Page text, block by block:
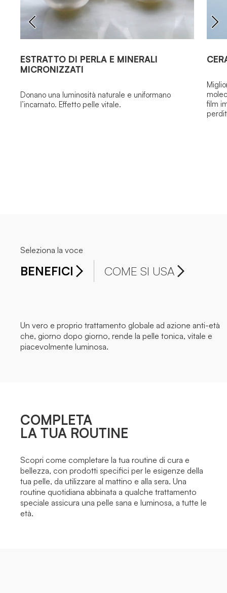
ESTRATTO DI PERLA E MINERALI
MICRONIZZATI
Donano una luminosità naturale e uniformano
l’incarnato. Effetto pelle vitale.
film
Seleziona la voce
BENEFICI COME SI USA
Un vero e proprio trattamento globale ad azione anti-età
che, giorno dopo giorno, rende la pelle tonica, vitale e
piacevolmente luminosa.
COMPLETA
LA TUA ROUTINE
Scopri come completare la tua routine di cura e
bellezza, con prodotti specifici per le esigenze della
tua pelle, da utilizzare al mattino e alla sera. Una
routine quotidiana abbinata a qualche trattamento
speciale assicura una pelle sana e luminosa, a tutte le
età.